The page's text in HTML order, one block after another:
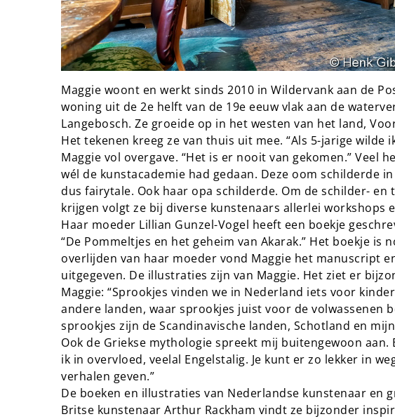
Maggie woont en werkt sinds 2010 in Wildervank aan de
woning uit de 2e helft van de 19e eeuw vlak aan de
Langebosch. Ze groeide op in het westen van het land,
Het tekenen kreeg ze van thuis uit mee. “Als 5-jarige wilde
Maggie vol overgave. “Het is er nooit van gekomen.” Veel
wél de kunstacademie had gedaan. Deze oom schilderde
dus fairytale. Ook haar opa schilderde. Om de schilder-
krijgen volgt ze bij diverse kunstenaars allerlei workshops
Haar moeder Lillian Gunzel-Vogel heeft een boekje
“De Pommeltjes en het geheim van Akarak.” Het boekje is
overlijden van haar moeder vond Maggie het manuscript
uitgegeven. De illustraties zijn van Maggie. Het ziet er
Maggie: “Sprookjes vinden we in Nederland iets voor
andere landen, waar sprookjes juist voor de volwassenen
sprookjes zijn de Scandinavische landen, Schotland en
Ook de Griekse mythologie spreekt mij buitengewoon
ik in overvloed, veelal Engelstalig. Je kunt er zo lekker in
verhalen geven.”
De boeken en illustraties van Nederlandse kunstenaar en
Britse kunstenaar Arthur Rackham vindt ze bijzonder